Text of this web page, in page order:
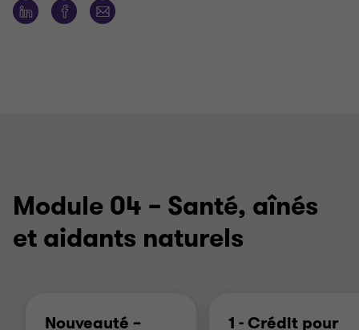
Module 04 – Santé, aînés
et aidants naturels
Nouveauté –
1 - Crédit pour